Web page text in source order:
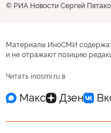
© РИА Новости Сергей
Материалы ИноСМИ
и не отражают позицию
Читать inosmi.ru в